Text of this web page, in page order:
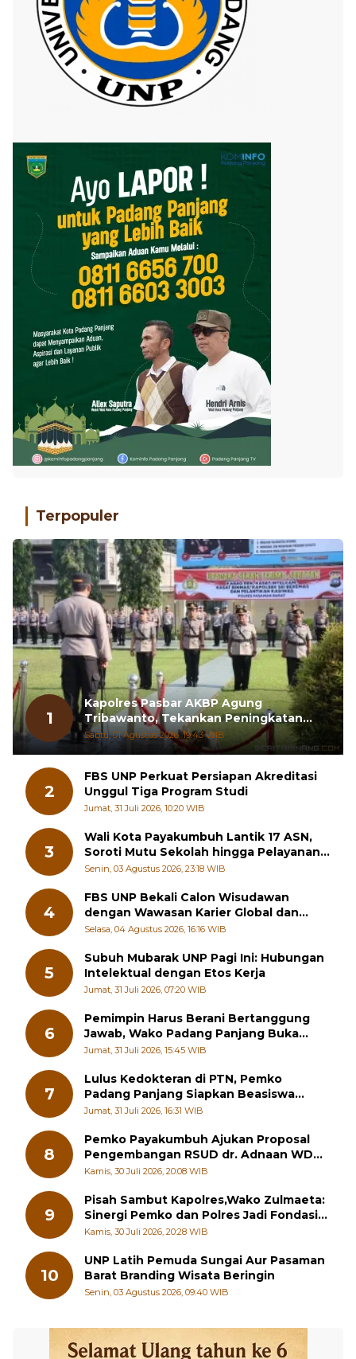
Terpopuler
1
Kapolres Pasbar AKBP Agung
Tribawanto, Tekankan Peningkatan
Masyarakat
2
FBS UNP Perkuat Persiapan Akreditasi
Jumat, 31 Juli 2026, 10:20 WIB
3
Wali Kota Payakumbuh Lantik 17 ASN,
RSUD
Senin, 03 Agustus 2026, 23:18 WIB
4
FBS UNP Bekali Calon Wisudawan
Kewirausahaan Kreatif
Selasa, 04 Agustus 2026, 16:16 WIB
5
Subuh Mubarak UNP Pagi Ini: Hubungan
Jumat, 31 Juli 2026, 07:20 WIB
6
Pemimpin Harus Berani Bertanggung
Pelatihan Kepemimpinan Pelajar
Jumat, 31 Juli 2026, 15:45 WIB
7
Lulus Kedokteran di PTN, Pemko
Penuh
Jumat, 31 Juli 2026, 16:31 WIB
8
Pemko Payakumbuh Ajukan Proposal
kepada Kementerian Kesehatan
Kamis, 30 Juli 2026, 20:08 WIB
9
Pisah Sambut Kapolres,Wako Zulmaeta:
Stabilitas Pembangunan
Kamis, 30 Juli 2026, 20:28 WIB
UNP Latih Pemuda Sungai Aur Pasaman